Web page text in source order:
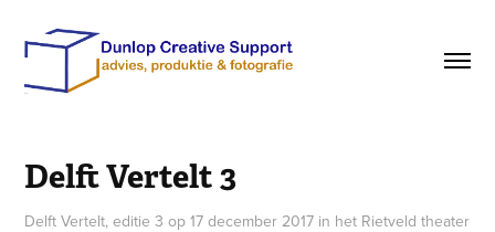
Delft Vertelt 3
Delft Vertelt, editie 3 op 17 december 2017 in het Rietveld theater